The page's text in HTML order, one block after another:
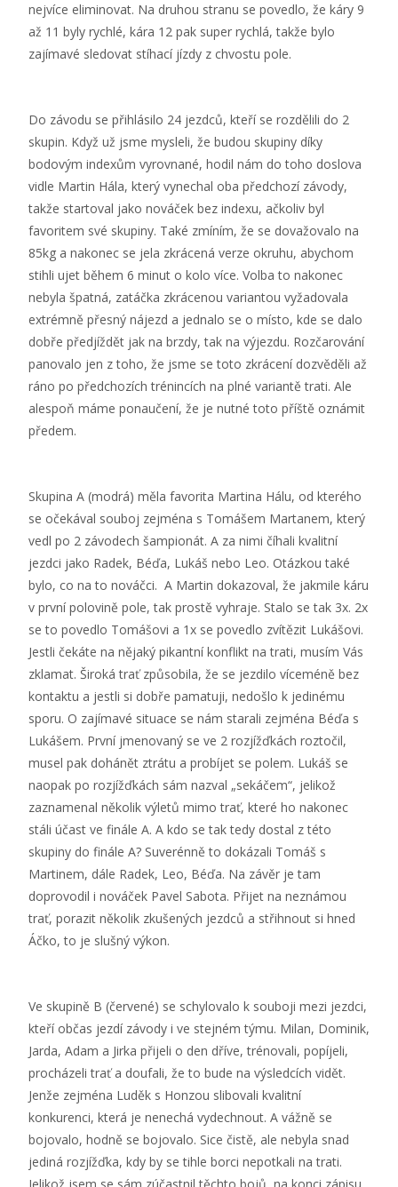
nejvíce eliminovat. Na druhou stranu se povedlo, že káry 9
až 11 byly rychlé, kára 12 pak super rychlá, takže bylo
zajímavé sledovat stíhací jízdy z chvostu pole.
Do závodu se přihlásilo 24 jezdců, kteří se rozdělili do 2
skupin. Když už jsme mysleli, že budou skupiny díky
bodovým indexům vyrovnané, hodil nám do toho doslova
vidle Martin Hála, který vynechal oba předchozí závody,
takže startoval jako nováček bez indexu, ačkoliv byl
favoritem své skupiny. Také zmíním, že se dovažovalo na
85kg a nakonec se jela zkrácená verze okruhu, abychom
stihli ujet během 6 minut o kolo více. Volba to nakonec
nebyla špatná, zatáčka zkrácenou variantou vyžadovala
extrémně přesný nájezd a jednalo se o místo, kde se dalo
dobře předjíždět jak na brzdy, tak na výjezdu. Rozčarování
panovalo jen z toho, že jsme se toto zkrácení dozvěděli až
ráno po předchozích trénincích na plné variantě trati. Ale
alespoň máme ponaučení, že je nutné toto příště oznámit
předem.
Skupina A (modrá) měla favorita Martina Hálu, od kterého
se očekával souboj zejména s Tomášem Martanem, který
vedl po 2 závodech šampionát. A za nimi číhali kvalitní
jezdci jako Radek, Béďa, Lukáš nebo Leo. Otázkou také
bylo, co na to nováčci. A Martin dokazoval, že jakmile káru
v první polovině pole, tak prostě vyhraje. Stalo se tak 3x. 2x
se to povedlo Tomášovi a 1x se povedlo zvítězit Lukášovi.
Jestli čekáte na nějaký pikantní konflikt na trati, musím Vás
zklamat. Široká trať způsobila, že se jezdilo víceméně bez
kontaktu a jestli si dobře pamatuji, nedošlo k jedinému
sporu. O zajímavé situace se nám starali zejména Béďa s
Lukášem. První jmenovaný se ve 2 rozjížďkách roztočil,
musel pak dohánět ztrátu a probíjet se polem. Lukáš se
naopak po rozjížďkách sám nazval „sekáčem“, jelikož
zaznamenal několik výletů mimo trať, které ho nakonec
stáli účast ve finále A. A kdo se tak tedy dostal z této
skupiny do finále A? Suverénně to dokázali Tomáš s
Martinem, dále Radek, Leo, Béďa. Na závěr je tam
doprovodil i nováček Pavel Sabota. Přijet na neznámou
trať, porazit několik zkušených jezdců a střihnout si hned
Áčko, to je slušný výkon.
Ve skupině B (červené) se schylovalo k souboji mezi jezdci,
kteří občas jezdí závody i ve stejném týmu. Milan, Dominik,
Jarda, Adam a Jirka přijeli o den dříve, trénovali, popíjeli,
procházeli trať a doufali, že to bude na výsledcích vidět.
Jenže zejména Luděk s Honzou slibovali kvalitní
konkurenci, která je nenechá vydechnout. A vážně se
bojovalo, hodně se bojovalo. Sice čistě, ale nebyla snad
jediná rozjížďka, kdy by se tihle borci nepotkali na trati.